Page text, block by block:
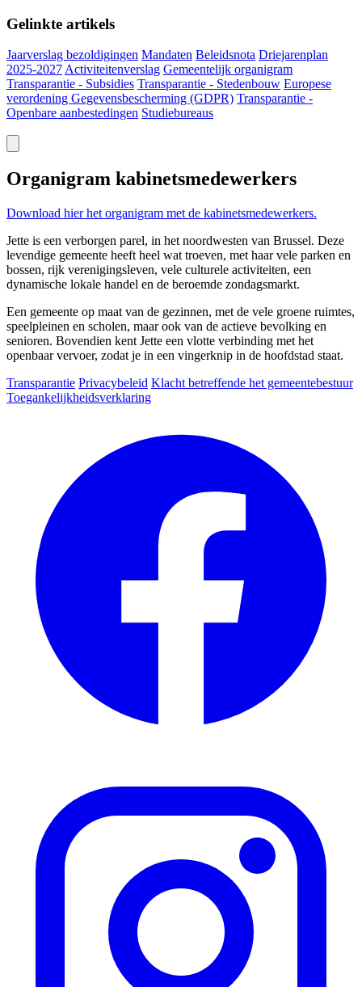
Gelinkte artikels
Jaarverslag bezoldigingen Mandaten Beleidsnota Driejarenplan
2025-2027 Activiteitenverslag Gemeentelijk organigram
Transparantie - Subsidies Transparantie - Stedenbouw Europese
verordening Gegevensbescherming (GDPR) Transparantie -
Openbare aanbestedingen Studiebureaus
Organigram kabinetsmedewerkers
Download hier het organigram met de kabinetsmedewerkers.
Jette is een verborgen parel, in het noordwesten van Brussel. Deze
levendige gemeente heeft heel wat troeven, met haar vele parken en
bossen, rijk verenigingsleven, vele culturele activiteiten, een
dynamische lokale handel en de beroemde zondagsmarkt.
Een gemeente op maat van de gezinnen, met de vele groene ruimtes,
speelpleinen en scholen, maar ook van de actieve bevolking en
senioren. Bovendien kent Jette een vlotte verbinding met het
openbaar vervoer, zodat je in een vingerknip in de hoofdstad staat.
Transparantie Privacybeleid Klacht betreffende het gemeentebestuur
Toegankelijkheidsverklaring